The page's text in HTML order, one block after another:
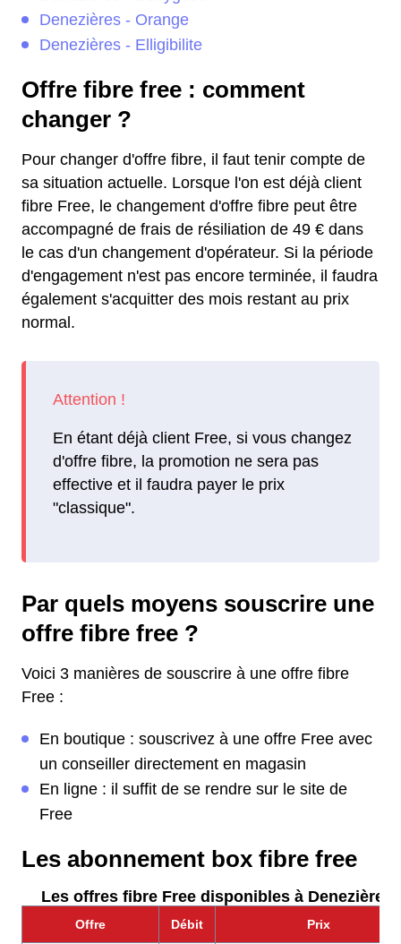
Denezières - Orange
Denezières - Elligibilite
Offre fibre free : comment
changer ?
Pour changer d'offre fibre, il faut tenir compte de
sa situation actuelle. Lorsque l'on est déjà client
fibre Free, le changement d'offre fibre peut être
accompagné de frais de résiliation de 49 € dans
le cas d'un changement d'opérateur. Si la période
d'engagement n'est pas encore terminée, il faudra
également s'acquitter des mois restant au prix
normal.
En étant déjà client Free, si vous changez
d'offre fibre, la promotion ne sera pas
effective et il faudra payer le prix
"classique".
Par quels moyens souscrire une
offre fibre free ?
Voici 3 manières de souscrire à une offre fibre
Free :
En boutique : souscrivez à une offre Free avec
un conseiller directement en magasin
En ligne : il suffit de se rendre sur le site de
Free
Les abonnement box fibre free
Les offres fibre Free disponibles à Denezières
Offre Débit Prix